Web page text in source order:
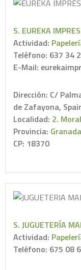
S. EUREKA
Actividad:
Teléfono: 637 34
E-Mail:
Dirección: C/
de Zafayona,
Localidad: 2.
Provincia: Granada
CP: 18370
S. JUGUETERÍA
Actividad:
Teléfono: 675 08